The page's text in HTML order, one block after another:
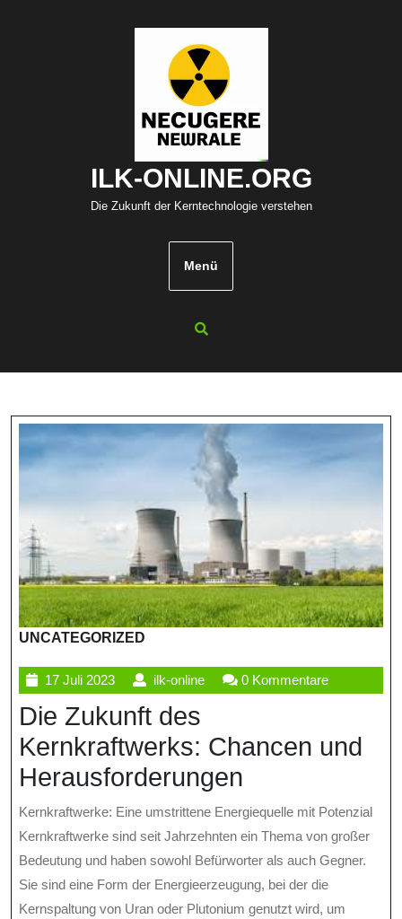
ILK-ONLINE.ORG
Die Zukunft der Kerntechnologie verstehen
Menü
UNCATEGORIZED
17 Juli 202317
Juli
2023
ilk-onlineilk-
online
0 Kommentare
Die Zukunft des
Kernkraftwerks: Chancen und
Herausforderungen
Kernkraftwerke: Eine umstrittene Energiequelle mit Potenzial
Kernkraftwerke sind seit Jahrzehnten ein Thema von großer
Bedeutung und haben sowohl Befürworter als auch Gegner.
Sie sind eine Form der Energieerzeugung, bei der die
Kernspaltung von Uran oder Plutonium genutzt wird, um